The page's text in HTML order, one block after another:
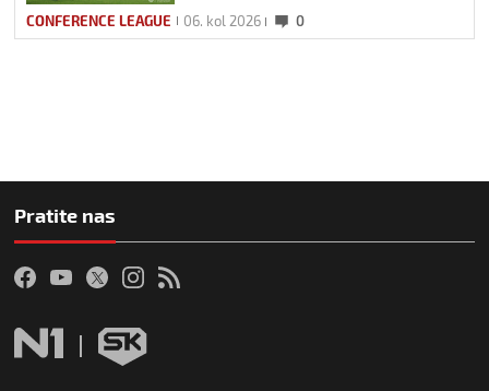
CONFERENCE LEAGUE 06. kol 2026 0
Pratite nas